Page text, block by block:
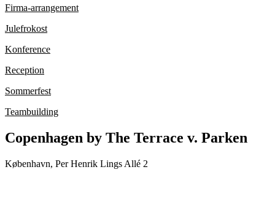
Firma-arrangement
Julefrokost
Konference
Reception
Sommerfest
Teambuilding
Copenhagen by The Terrace v. Parken
København, Per Henrik Lings Allé 2